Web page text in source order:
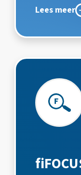
Lees meer